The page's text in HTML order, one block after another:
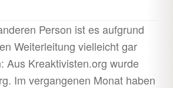
öffnen
Person ist es aufgrund
Weiterleitung vielleicht gar
Aus Kreaktivisten.org wurde
Im vergangenen Monat haben